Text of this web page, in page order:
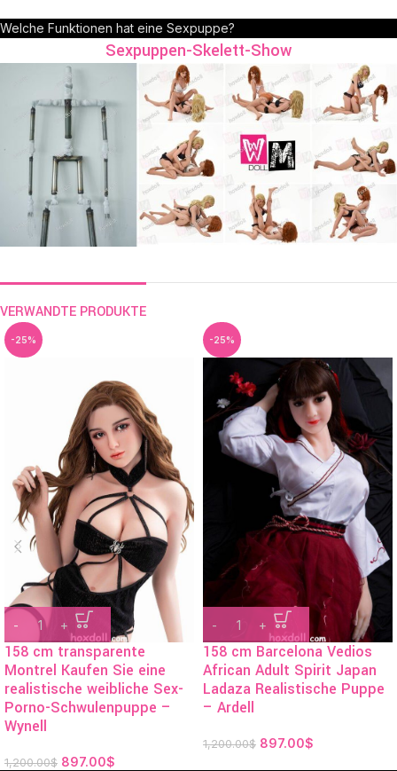
Welche Funktionen hat eine Sexpuppe?
Sexpuppen-Skelett-Show
VERWANDTE PRODUKTE
-25%
158 cm transparente
Montrel Kaufen Sie eine
realistische weibliche Sex-
Porno-Schwulenpuppe –
Wynell
1,200.00$ 897.00$
-25%
158 cm Barcelona Vedios
African Adult Spirit Japan
Ladaza Realistische Puppe
– Ardell
1,200.00$ 897.00$